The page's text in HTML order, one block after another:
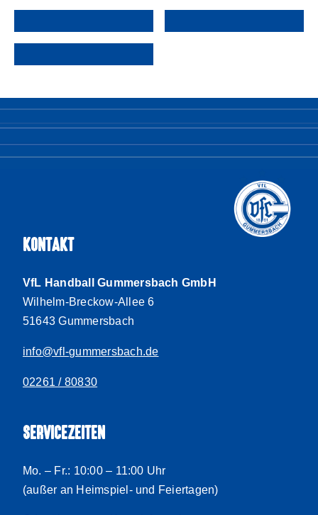
KONTAKT
VfL Handball Gummersbach GmbH
Wilhelm-Breckow-Allee 6
51643 Gummersbach
info@vfl-gummersbach.de
02261 / 80830
SERVICEZEITEN
Mo. – Fr.: 10:00 – 11:00 Uhr
(außer an Heimspiel- und Feiertagen)